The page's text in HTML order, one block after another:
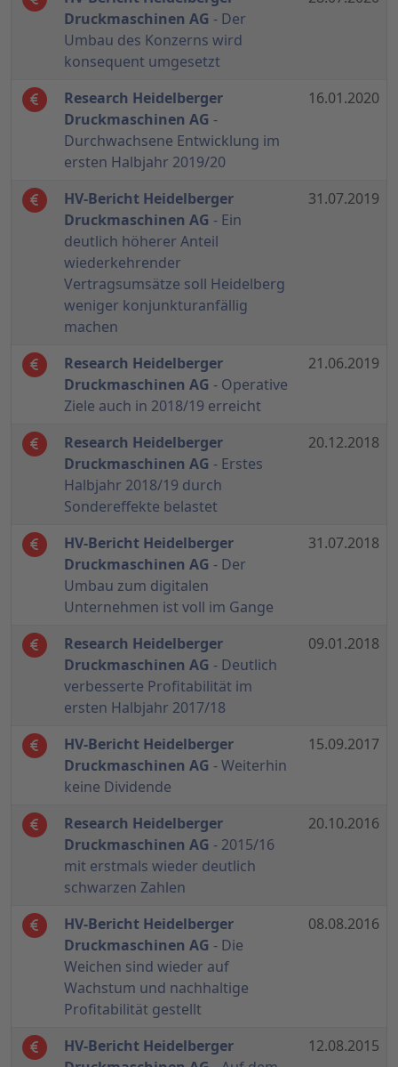
Druckmaschinen AG - Der
Umbau des Konzerns wird
konsequent umgesetzt
Research Heidelberger
Druckmaschinen AG -
Durchwachsene Entwicklung im
ersten Halbjahr 2019/20
16.01.2020
HV-Bericht Heidelberger
Druckmaschinen AG - Ein
deutlich höherer Anteil
wiederkehrender
Vertragsumsätze soll Heidelberg
weniger konjunkturanfällig
machen
31.07.2019
Research Heidelberger
Druckmaschinen AG - Operative
Ziele auch in 2018/19 erreicht
21.06.2019
Research Heidelberger
Druckmaschinen AG - Erstes
Halbjahr 2018/19 durch
Sondereffekte belastet
20.12.2018
HV-Bericht Heidelberger
Druckmaschinen AG - Der
Umbau zum digitalen
Unternehmen ist voll im Gange
31.07.2018
Research Heidelberger
Druckmaschinen AG - Deutlich
verbesserte Profitabilität im
ersten Halbjahr 2017/18
09.01.2018
HV-Bericht Heidelberger
Druckmaschinen AG - Weiterhin
keine Dividende
15.09.2017
Research Heidelberger
Druckmaschinen AG - 2015/16
mit erstmals wieder deutlich
schwarzen Zahlen
20.10.2016
HV-Bericht Heidelberger
Druckmaschinen AG - Die
Weichen sind wieder auf
Wachstum und nachhaltige
Profitabilität gestellt
08.08.2016
HV-Bericht Heidelberger
12.08.2015